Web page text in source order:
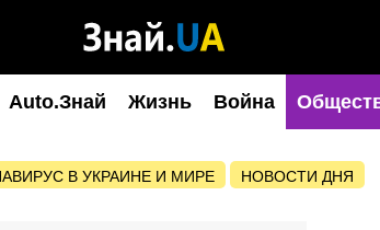
Auto.Знай Жизнь Война
В УКРАИНЕ И МИРЕ НОВОСТИ ДНЯ